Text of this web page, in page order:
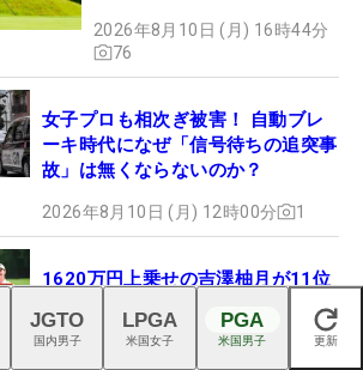
2026年8月10日 (月) 16時44分
76
女子プロも相次ぎ被害！ 自動ブレ
ーキ時代になぜ「信号待ちの追突事
故」は無くならないのか？
2026年8月10日 (月) 12時00分 1
1620万円上乗せの吉澤柚月が11位
に浮上 菅楓華が1位をキープ【女
子賞金ランキング】
閉じる
JGTO
国内男子
LPGA
米国女子
PGA
米国男子 更新